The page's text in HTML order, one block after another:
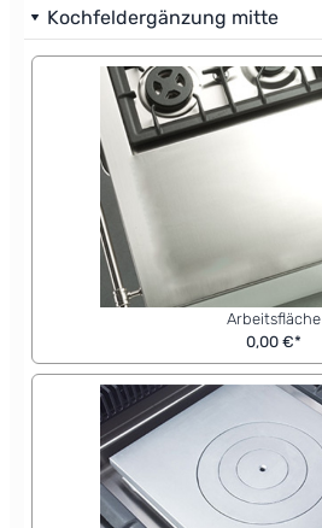
Kochfeldergänzung mitte
Arbeitsfläche
0,00 €*